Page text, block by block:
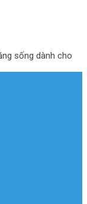
sống dành cho